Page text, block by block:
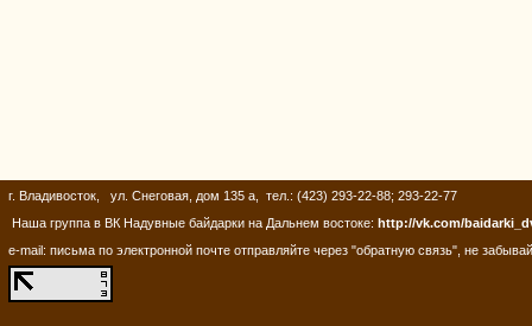
г. Владивосток, ул. Снеговая, дом 135 а, тел.: (423) 293-22-88; 293-22-77
Наша группа в ВК Надувные байдарки на Дальнем востоке: http://vk.com/
e-mail: письма по электронной почте отправляйте через "обратную связь", не